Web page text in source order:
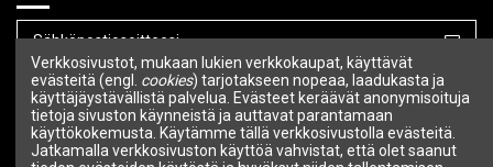
Voit peruuttaa tilauksen milloin tahansa.
Seuraa meitä
Verkkosivustot, mukaan lukien verkkokaupat, käyttävät
evästeitä (engl. cookies) tarjotakseen nopeaa, laadukasta ja
käyttäjäystävällistä palvelua. Evästeet keräävät anonymisoituja
tietoja sivuston käynneistä ja auttavat parantamaan
käyttökokemusta. Käytämme tällä verkkosivustolla evästeitä.
Jatkamalla verkkosivuston käyttöä vahvistat, että olet saanut